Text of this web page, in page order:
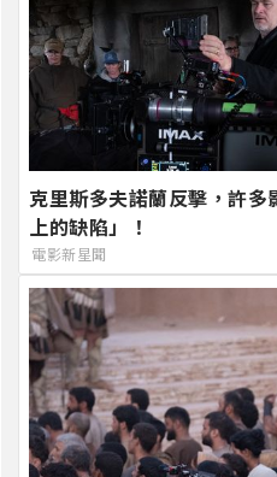
克里斯多夫諾蘭反擊，許
上的缺陷」！
電影新星聞